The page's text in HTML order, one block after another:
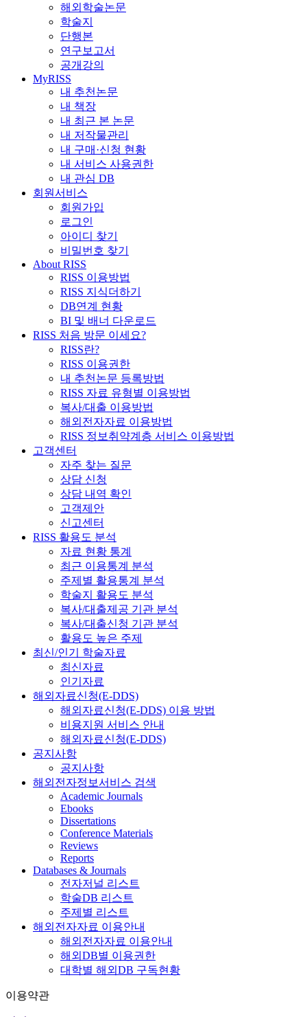
해외학술논문
학술지
단행본
연구보고서
공개강의
MyRISS
내 추천논문
내 책장
내 최근 본 논문
내 저작물관리
내 구매·신청 현황
내 서비스 사용권한
내 관심 DB
회원서비스
회원가입
로그인
아이디 찾기
비밀번호 찾기
About RISS
RISS 이용방법
RISS 지식더하기
DB연계 현황
BI 및 배너 다운로드
RISS 처음 방문 이세요?
RISS란?
RISS 이용권한
내 추천논문 등록방법
RISS 자료 유형별 이용방법
복사/대출 이용방법
해외전자자료 이용방법
RISS 정보취약계층 서비스 이용방법
고객센터
자주 찾는 질문
상담 신청
상담 내역 확인
고객제안
신고센터
RISS 활용도 분석
자료 현황 통계
최근 이용통계 분석
주제별 활용통계 분석
학술지 활용도 분석
복사/대출제공 기관 분석
복사/대출신청 기관 분석
활용도 높은 주제
최신/인기 학술자료
최신자료
인기자료
해외자료신청(E-DDS)
해외자료신청(E-DDS) 이용 방법
비용지원 서비스 안내
해외자료신청(E-DDS)
공지사항
공지사항
해외전자정보서비스 검색
Academic Journals
Ebooks
Dissertations
Conference Materials
Reviews
Reports
Databases & Journals
전자저널 리스트
학술DB 리스트
주제별 리스트
해외전자자료 이용안내
해외전자자료 이용안내
해외DB별 이용권한
대학별 해외DB 구독현황
이용약관